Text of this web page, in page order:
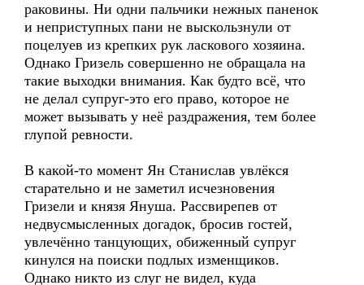
раковины. Ни одни пальчики нежных паненок
и неприступных пани не выскользнули от
поцелуев из крепких рук ласкового хозяина.
Однако Гризель совершенно не обращала на
такие выходки внимания. Как будто всё, что
не делал супруг-это его право, которое не
может вызывать у неё раздражения, тем более
глупой ревности.
В какой-то момент Ян Станислав увлёкся
старательно и не заметил исчезновения
Гризели и князя Януша. Рассвирепев от
недвусмысленных догадок, бросив гостей,
увлечённо танцующих, обиженный супруг
кинулся на поиски подлых изменщиков.
Однако никто из слуг не видел, куда